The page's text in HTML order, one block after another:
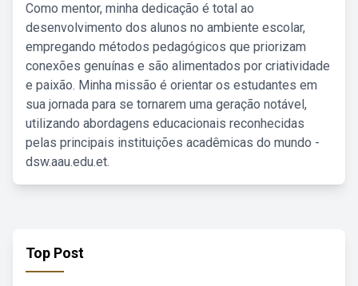
Como mentor, minha dedicação é total ao
desenvolvimento dos alunos no ambiente escolar,
empregando métodos pedagógicos que priorizam
conexões genuínas e são alimentados por criatividade
e paixão. Minha missão é orientar os estudantes em
sua jornada para se tornarem uma geração notável,
utilizando abordagens educacionais reconhecidas
pelas principais instituições acadêmicas do mundo -
dsw.aau.edu.et.
Top Post